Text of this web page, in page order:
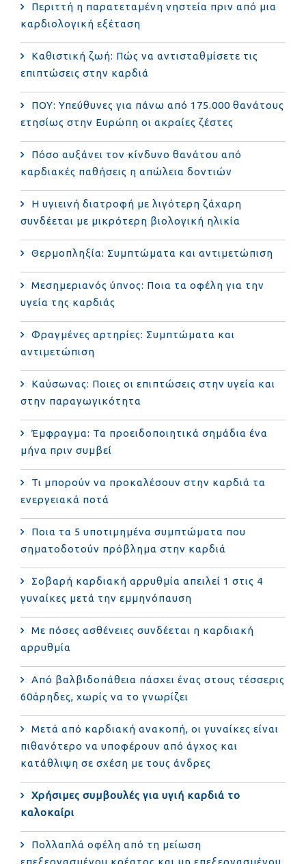
Περιττή η παρατεταμένη νηστεία πριν από μια
καρδιολογική εξέταση
Καθιστική ζωή: Πώς να αντισταθμίσετε τις
επιπτώσεις στην καρδιά
ΠΟΥ: Υπεύθυνες για πάνω από 175.000 θανάτους
ετησίως στην Ευρώπη οι ακραίες ζέστες
Πόσο αυξάνει τον κίνδυνο θανάτου από
καρδιακές παθήσεις η απώλεια δοντιών
Η υγιεινή διατροφή με λιγότερη ζάχαρη
συνδέεται με μικρότερη βιολογική ηλικία
Θερμοπληξία: Συμπτώματα και αντιμετώπιση
Μεσημεριανός ύπνος: Ποια τα οφέλη για την
υγεία της καρδιάς
Φραγμένες αρτηρίες: Συμπτώματα και
αντιμετώπιση
Καύσωνας: Ποιες οι επιπτώσεις στην υγεία και
στην παραγωγικότητα
Έμφραγμα: Τα προειδοποιητικά σημάδια ένα
μήνα πριν συμβεί
Τι μπορούν να προκαλέσουν στην καρδιά τα
ενεργειακά ποτά
Ποια τα 5 υποτιμημένα συμπτώματα που
σηματοδοτούν πρόβλημα στην καρδιά
Σοβαρή καρδιακή αρρυθμία απειλεί 1 στις 4
γυναίκες μετά την εμμηνόπαυση
Με πόσες ασθένειες συνδέεται η καρδιακή
αρρυθμία
Από βαλβιδοπάθεια πάσχει ένας στους τέσσερις
60άρηδες, χωρίς να το γνωρίζει
Μετά από καρδιακή ανακοπή, οι γυναίκες είναι
πιθανότερο να υποφέρουν από άγχος και
κατάθλιψη σε σχέση με τους άνδρες
Χρήσιμες συμβουλές για υγιή καρδιά το
καλοκαίρι
Πολλαπλά οφέλη από τη μείωση
επεξεργασμένου κρέατος και μη επεξεργασμένου